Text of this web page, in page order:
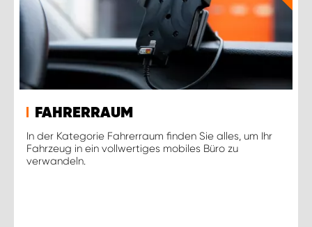
FAHRERRAUM
In der Kategorie Fahrerraum finden Sie alles, um Ihr
Fahrzeug in ein vollwertiges mobiles Büro zu
verwandeln.